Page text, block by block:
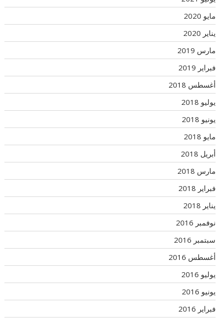
مايو 2020
يناير 2020
مارس 2019
فبراير 2019
أغسطس 2018
يوليو 2018
يونيو 2018
مايو 2018
أبريل 2018
مارس 2018
فبراير 2018
يناير 2018
نوفمبر 2016
سبتمبر 2016
أغسطس 2016
يوليو 2016
يونيو 2016
فبراير 2016